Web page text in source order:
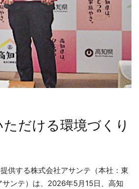
だける環境づくり
供する株式会社アサンテ（本社：東
ンテ）は、2026年5月15日、高知